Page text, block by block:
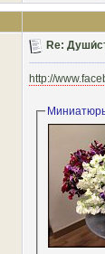
Re:
http://